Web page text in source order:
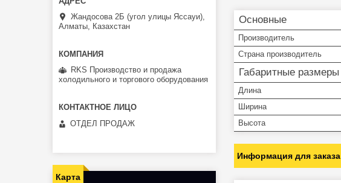
Основные
Производитель
Страна производитель
Габаритные размеры
Длина
Ширина
Высота
Информация для заказа
Жандосова 2Б (угол улицы Яссауи),
Алматы, Казахстан
RKS Производство и продажа
холодильного и торгового оборудования
ОТДЕЛ ПРОДАЖ
Карта